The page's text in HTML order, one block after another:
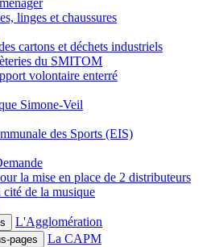
linges et chaussures
cartons et déchets industriels
du SMITOM
volontaire enterré
Simone-Veil
des Sports (EIS)
la mise en place de 2 distributeurs
cité de la musique
L'Agglomération
pages
La CAPM